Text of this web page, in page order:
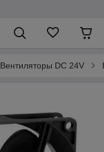
Вентиляторы DC 24V